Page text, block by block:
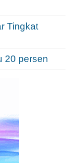
Tingkat
20 persen